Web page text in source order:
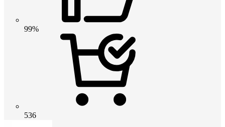
99%
536